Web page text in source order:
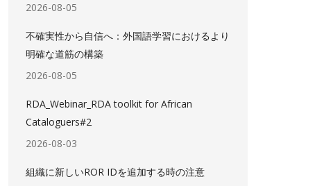
2026-08-05
不確実性から自信へ：外国語学習におけるより
明確な道筋の構築
2026-08-05
RDA_Webinar_RDA toolkit for African
Cataloguers#2
2026-08-03
組織に新しいROR IDを追加する時の注意